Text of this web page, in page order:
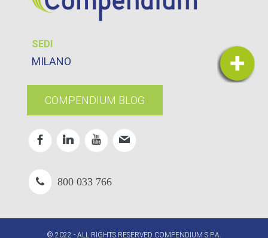
SEDI
MILANO
COMPENDIUM BLOG
800 033 766
© 2022 - ALL RIGHTS RESERVED COMPENDIUM S.P.A.